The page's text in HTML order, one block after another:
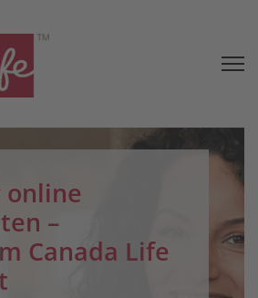
online
–
Canada Life